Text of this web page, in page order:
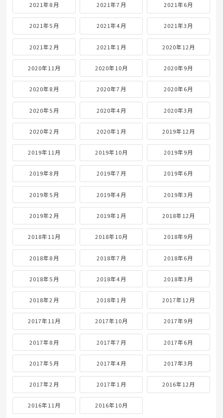
2021年8月 2021年7月 2021年6月
2021年5月 2021年4月 2021年3月
2021年2月 2021年1月 2020年12月
2020年11月 2020年10月 2020年9月
2020年8月 2020年7月 2020年6月
2020年5月 2020年4月 2020年3月
2020年2月 2020年1月 2019年12月
2019年11月 2019年10月 2019年9月
2019年8月 2019年7月 2019年6月
2019年5月 2019年4月 2019年3月
2019年2月 2019年1月 2018年12月
2018年11月 2018年10月 2018年9月
2018年8月 2018年7月 2018年6月
2018年5月 2018年4月 2018年3月
2018年2月 2018年1月 2017年12月
2017年11月 2017年10月 2017年9月
2017年8月 2017年7月 2017年6月
2017年5月 2017年4月 2017年3月
2017年2月 2017年1月 2016年12月
2016年11月 2016年10月